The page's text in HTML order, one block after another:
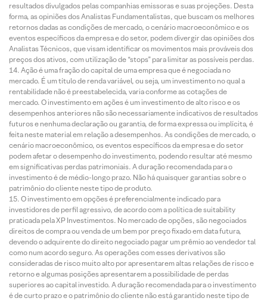
resultados divulgados pelas companhias emissoras e suas projeções. Desta
forma, as opiniões dos Analistas Fundamentalistas, que buscam os melhores
retornos dadas as condições de mercado, o cenário macroeconômico e os
eventos específicos da empresa e do setor, podem divergir das opiniões dos
Analistas Técnicos, que visam identificar os movimentos mais prováveis dos
preços dos ativos, com utilização de “stops” para limitar as possíveis perdas.
Ação é uma fração do capital de uma empresa que é negociada no
mercado. É um título de renda variável, ou seja, um investimento no qual a
rentabilidade não é preestabelecida, varia conforme as cotações de
mercado. O investimento em ações é um investimento de alto risco e os
desempenhos anteriores não são necessariamente indicativos de resultados
futuros e nenhuma declaração ou garantia, de forma expressa ou implícita, é
feita neste material em relação a desempenhos. As condições de mercado, o
cenário macroeconômico, os eventos específicos da empresa e do setor
podem afetar o desempenho do investimento, podendo resultar até mesmo
em significativas perdas patrimoniais. A duração recomendada para o
investimento é de médio-longo prazo. Não há quaisquer garantias sobre o
patrimônio do cliente neste tipo de produto.
O investimento em opções é preferencialmente indicado para
investidores de perfil agressivo, de acordo com a política de suitability
praticada pela XP Investimentos. No mercado de opções, são negociados
direitos de compra ou venda de um bem por preço fixado em data futura,
devendo o adquirente do direito negociado pagar um prêmio ao vendedor tal
como num acordo seguro. As operações com esses derivativos são
consideradas de risco muito alto por apresentarem altas relações de risco e
retorno e algumas posições apresentarem a possibilidade de perdas
superiores ao capital investido. A duração recomendada para o investimento
é de curto prazo e o patrimônio do cliente não está garantido neste tipo de